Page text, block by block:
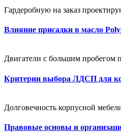
Гардеробную на заказ
Влияние присадки в масло
Двигатели с большим пробегом
Критерии выбора ЛДСП для
Долговечность корпусной
Правовые основы и